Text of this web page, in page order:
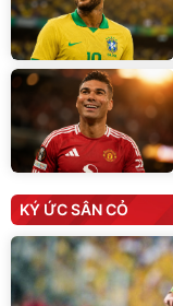
KÝ ỨC SÂN CỎ